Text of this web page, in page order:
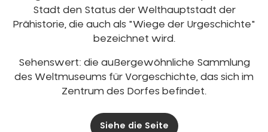
Stadt den Status der Welthauptstadt der
Prähistorie, die auch als "Wiege der Urgeschichte"
bezeichnet wird.
Sehenswert: die außergewöhnliche Sammlung
des Weltmuseums für Vorgeschichte, das sich im
Zentrum des Dorfes befindet.
Siehe die Seite